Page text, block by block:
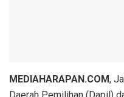
MEDIAHARAPAN.COM,